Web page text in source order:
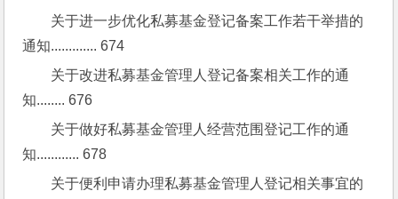
关于进一步优化私募基金登记备案工作若干举措的
通知............. 674
关于改进私募基金管理人登记备案相关工作的通
知........ 676
关于做好私募基金管理人经营范围登记工作的通
知............ 678
关于便利申请办理私募基金管理人登记相关事宜的